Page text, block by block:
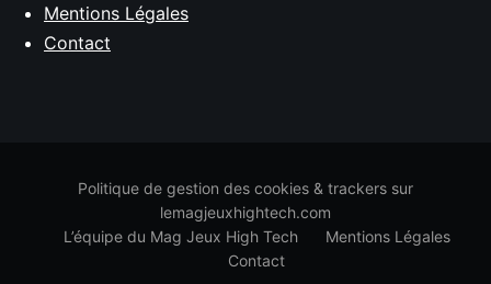
Mentions Légales
Contact
Politique de gestion des cookies & trackers sur
lemagjeuxhightech.com
L’équipe du Mag Jeux High Tech
Mentions Légales
Contact